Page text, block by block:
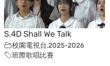
S.4D Shall We Talk
校園電視台,2025-2026
班際歌唱比賽